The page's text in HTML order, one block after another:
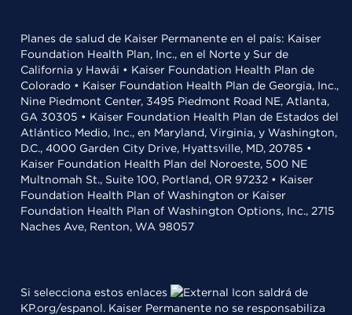
Planes de salud de Kaiser Permanente en el país: Kaiser
Foundation Health Plan, Inc., en el Norte y Sur de
California y Hawái • Kaiser Foundation Health Plan de
Colorado • Kaiser Foundation Health Plan de Georgia, Inc.,
Nine Piedmont Center, 3495 Piedmont Road NE, Atlanta,
GA 30305 • Kaiser Foundation Health Plan de Estados del
Atlántico Medio, Inc., en Maryland, Virginia, y Washington,
D.C., 4000 Garden City Drive, Hyattsville, MD, 20785 •
Kaiser Foundation Health Plan del Noroeste, 500 NE
Multnomah St., Suite 100, Portland, OR 97232 • Kaiser
Foundation Health Plan of Washington or Kaiser
Foundation Health Plan of Washington Options, Inc., 2715
Naches Ave, Renton, WA 98057
Si selecciona estos enlaces
saldrá de
KP.org/espanol. Kaiser Permanente no se responsabiliza